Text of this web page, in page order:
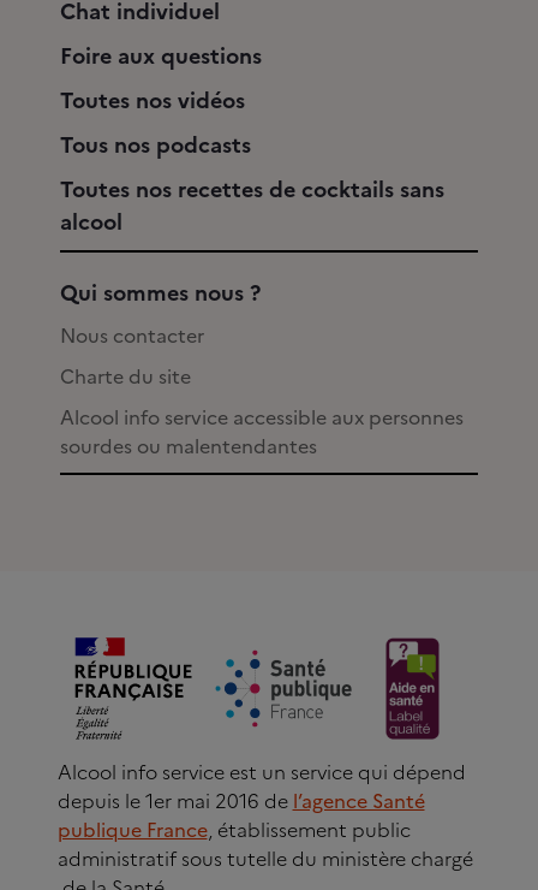
Chat individuel
Foire aux questions
Toutes nos vidéos
Tous nos podcasts
Toutes nos recettes de cocktails sans
alcool
Qui sommes nous ?
Nous contacter
Charte du site
Alcool info service accessible aux personnes
sourdes ou malentendantes
Alcool info service est un service qui dépend
depuis le 1er mai 2016 de l’agence Santé
publique France, établissement public
administratif sous tutelle du ministère chargé